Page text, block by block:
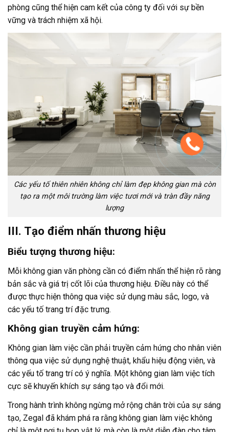
phòng cũng thể hiện cam kết của công ty đối với sự bền
vững và trách nhiệm xã hội.
Các yếu tố thiên nhiên không chỉ làm đẹp không gian mà còn
tạo ra một môi trường làm việc tươi mới và tràn đầy năng
lượng
III. Tạo điểm nhấn thương hiệu
Biểu tượng thương hiệu:
Mỗi không gian văn phòng cần có điểm nhấn thể hiện rõ ràng
bản sắc và giá trị cốt lõi của thương hiệu. Điều này có thể
được thực hiện thông qua việc sử dụng màu sắc, logo, và
các yếu tố trang trí đặc trưng.
Không gian truyền cảm hứng:
Không gian làm việc cần phải truyền cảm hứng cho nhân viên
thông qua việc sử dụng nghệ thuật, khẩu hiệu động viên, và
các yếu tố trang trí có ý nghĩa. Một không gian làm việc tích
cực sẽ khuyến khích sự sáng tạo và đổi mới.
Trong hành trình không ngừng mở rộng chân trời của sự sáng
tạo, Zegal đã khám phá ra rằng không gian làm việc không